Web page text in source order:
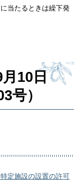
当たるときは繰下発
10日
号）
定施設の設置の許可